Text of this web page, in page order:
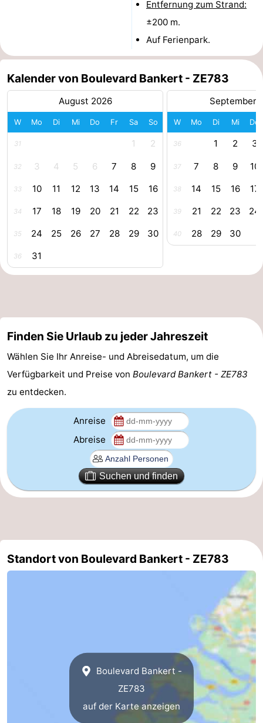
Schouwen-
Renesse
Natur
Oosterschelde
Burgh
van
Schouwen
Veere
-
Natur
Oranjezon
-
Oostkapelle
-
Natur
-
Zoutelande
-
bos
Middelburg
Zeeuws-
Entfernung zum Strand:
±200 m.
Auf Ferienpark.
Kalender von Boulevard Bankert - ZE783
August 2026
W Mo Di Mi Do Fr Sa So
31 1 2
32 3 4 5 6 7 8 9
33 10 11 12 13 14 15 16
34 17 18 19 20 21 22 23
35 24 25 26 27 28 29 30
36 31
September
W Mo Di Mi Do
36 1 2 3
37 7 8 9 10
38 14 15 16 17
39 21 22 23 24
40 28 29 30
Finden Sie Urlaub zu jeder Jahreszeit
Wählen Sie Ihr Anreise- und Abreisedatum, um die
Verfügbarkeit und Preise von Boulevard Bankert - ZE783
zu entdecken.
Anreise
Abreise
Suchen und finden
Standort von Boulevard Bankert - ZE783
Boulevard Bankert -
ZE783
auf der Karte anzeigen